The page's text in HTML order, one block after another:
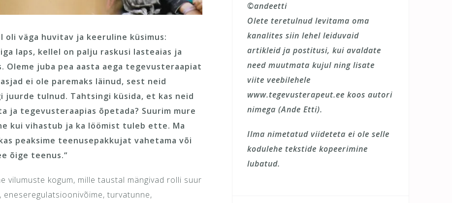
oli väga huvitav ja keeruline küsimus:
laps, kellel on palju raskusi lasteaias ja
Oleme juba pea aasta aega tegevusteraapiat
ei ole paremaks läinud, sest neid
juurde tulnud. Tahtsingi küsida, et kas neid
ja tegevusteraapias õpetada? Suurim mure
kui vihastub ja ka löömist tuleb ette. Ma
peaksime teenusepakkujat vahetama või
õige teenus.“
vilumuste kogum, mille taustal mängivad rolli suur
turvatunne,
©andeetti
Olete teretulnud levitama oma
kanalites siin lehel leiduvaid
artikleid ja postitusi, kui avaldate
need muutmata kujul ning lisate
viite veebilehele
www.tegevusterapeut.ee koos autori
nimega (Ande Etti).
Ilma nimetatud viideteta ei ole selle
kodulehe tekstide kopeerimine
lubatud.